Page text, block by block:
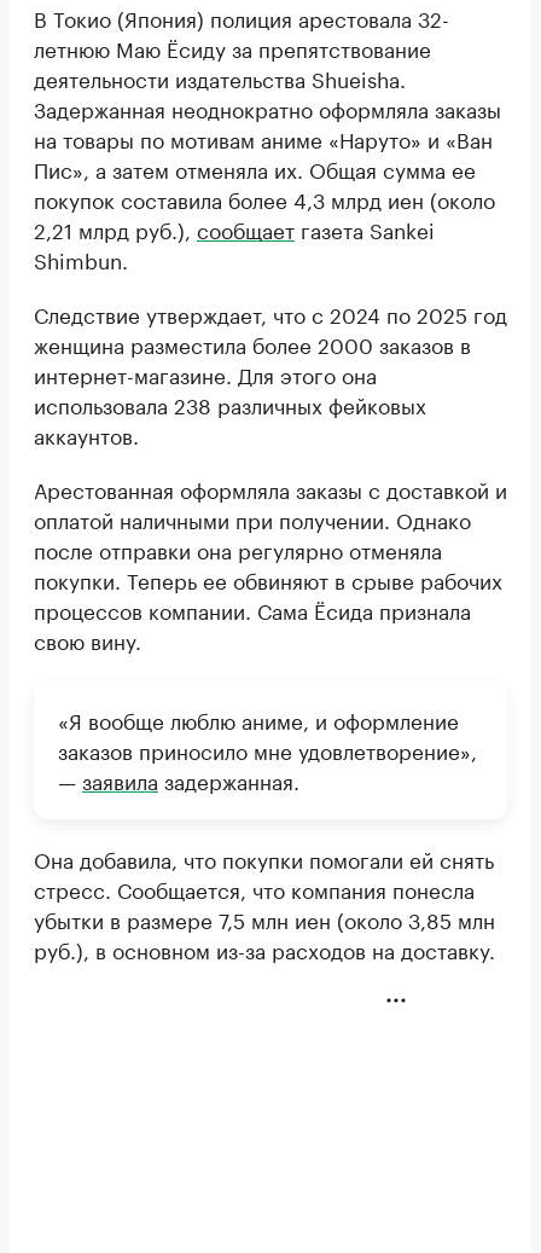
В Токио (Япония) полиция арестовала 32-
летнюю Маю Ёсиду за препятствование
деятельности издательства Shueisha.
Задержанная неоднократно оформляла заказы
на товары по мотивам аниме «Наруто» и «Ван
Пис», а затем отменяла их. Общая сумма ее
покупок составила более 4,3 млрд иен (около
2,21 млрд руб.), сообщает газета Sankei
Shimbun.
Следствие утверждает, что с 2024 по 2025 год
женщина разместила более 2000 заказов в
интернет-магазине. Для этого она
использовала 238 различных фейковых
аккаунтов.
Арестованная оформляла заказы с доставкой и
оплатой наличными при получении. Однако
после отправки она регулярно отменяла
покупки. Теперь ее обвиняют в срыве рабочих
процессов компании. Сама Ёсида признала
свою вину.
«Я вообще люблю аниме, и оформление
заказов приносило мне удовлетворение»,
—заявила задержанная.
Она добавила, что покупки помогали ей снять
стресс. Сообщается, что компания понесла
убытки в размере 7,5 млн иен (около 3,85 млн
руб.), в основном из-за расходов на доставку.